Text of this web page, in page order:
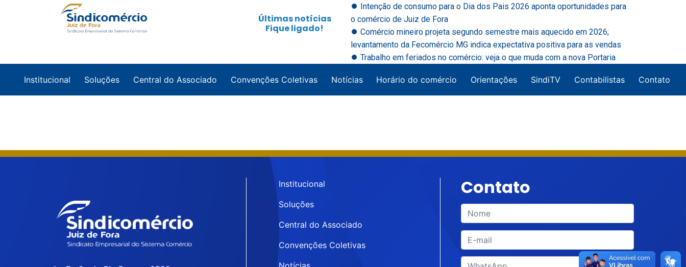
Últimas notícias
Fique ligado!
⏺ Intenção de consumo para o Dia dos Pais 2026 aponta oportunidades para
o comércio de Juiz de Fora
⏺ Comércio mineiro projeta segundo semestre mais aquecido em 2026;
levantamento da Fecomércio MG indica expectativa positiva para as vendas
⏺ Trabalho em feriados no comércio: veja o que muda com a nova Portaria
Institucional Soluções Central do Associado Convenções Coletivas Notícias Horário do comércio Orientações SindiTV Contabilistas Contato
Institucional
Soluções
Central do Associado
Convenções Coletivas
Contato